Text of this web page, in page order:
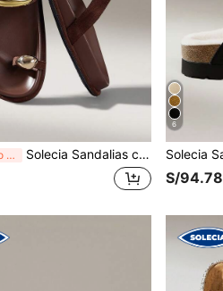
Último día Solecia Sandalias casuales versátiles para viajes diarios de moda para damas
6
S/94.78